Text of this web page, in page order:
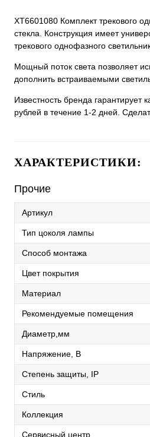
XT6601080 Комплект трекового
стекла. Конструкция имеет
трекового однофазного
Мощный поток света позволяет
дополнить встраиваемыми
Известность бренда гарантирует
рублей в течение 1-2 дней.
ХАРАКТЕРИСТИКИ:
Прочие
Артикул
Тип цоколя лампы
Способ монтажа
Цвет покрытия
Материал
Рекомендуемые помещения
Диаметр,мм
Напряжение, В
Степень защиты, IP
Стиль
Коллекция
Сервисный центр